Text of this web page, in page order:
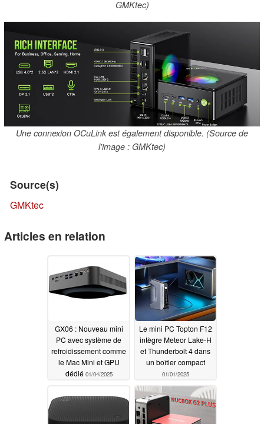
GMKtec)
Une connexion OCuLink est également disponible. (Source de
l'image : GMKtec)
Source(s)
GMKtec
Articles en relation
GX06 : Nouveau mini
PC avec système de
refroidissement comme
le Mac Mini et GPU
dédié 01/04/2025
Le mini PC Topton F12
intègre Meteor Lake-H
et Thunderbolt 4 dans
un boîtier compact
01/01/2025